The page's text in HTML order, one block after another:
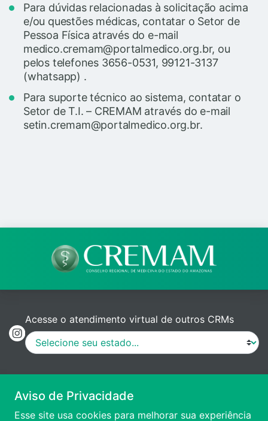
Para dúvidas relacionadas à solicitação acima
e/ou questões médicas, contatar o Setor de
Pessoa Física através do e-mail
medico.cremam@portalmedico.org.br, ou
pelos telefones 3656-0531, 99121-3137
(whatsapp) .
Para suporte técnico ao sistema, contatar o
Setor de T.I. – CREMAM através do e-mail
setin.cremam@portalmedico.org.br.
Aviso de Privacidade
Esse site usa cookies para melhorar sua experiência
Acesse o atendimento virtual de outros CRMs